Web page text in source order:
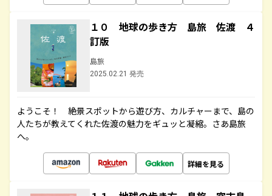
１０ 地球の歩き方 島旅 佐渡 ４
訂版
島旅
2025.02.21 発売
ようこそ！ 絶景スポットから遊び方、カルチャーまで、島の
人たちが教えてくれた佐渡の魅力をギュッと凝縮。さあ島旅
へ。
詳細を見る